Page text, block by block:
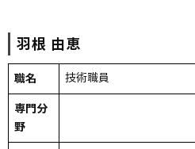
羽根 由恵
職名 技術職員
専門分
野